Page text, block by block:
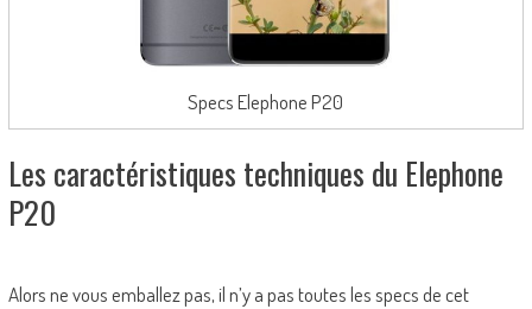
Specs Elephone P20
Les caractéristiques techniques du Elephone
P20
Alors ne vous emballez pas, il n’y a pas toutes les specs de cet